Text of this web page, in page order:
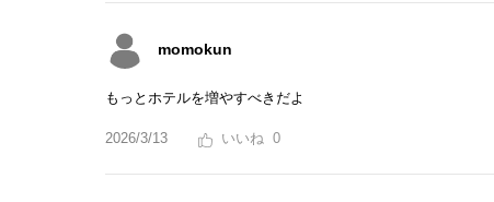
momokun
もっとホテルを増やすべきだよ
2026/3/13 0